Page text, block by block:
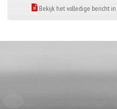
Bekijk het volledige bericht